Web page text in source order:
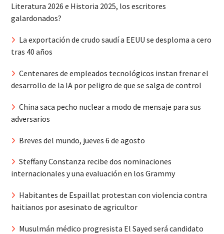
Literatura 2026 e Historia 2025, los escritores
galardonados?
La exportación de crudo saudí a EEUU se desploma a cero
tras 40 años
Centenares de empleados tecnológicos instan frenar el
desarrollo de la IA por peligro de que se salga de control
China saca pecho nuclear a modo de mensaje para sus
adversarios
Breves del mundo, jueves 6 de agosto
Steffany Constanza recibe dos nominaciones
internacionales y una evaluación en los Grammy
Habitantes de Espaillat protestan con violencia contra
haitianos por asesinato de agricultor
Musulmán médico progresista El Sayed será candidato